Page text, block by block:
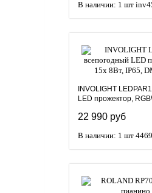
В наличии: 1 шт
INVOLIGHT
LED прожектор,
22 990 руб
В наличии: 1 шт